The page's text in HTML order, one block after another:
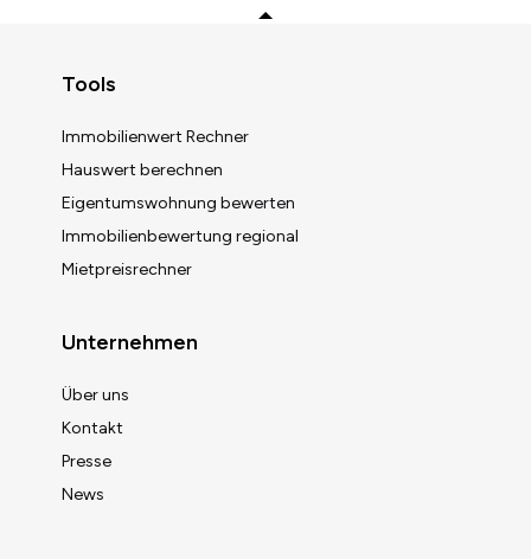
Tools
Immobilienwert Rechner
Hauswert berechnen
Eigentumswohnung bewerten
Immobilienbewertung regional
Mietpreisrechner
Unternehmen
Über uns
Kontakt
Presse
News